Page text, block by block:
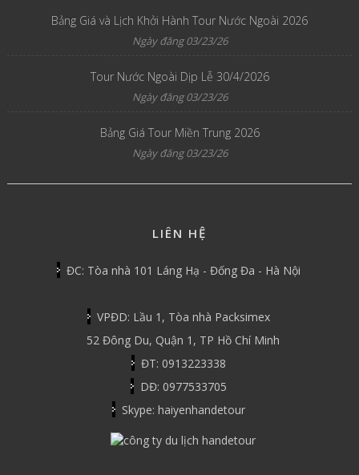
Bảng Giá và Lịch Khởi Hành Tour Nước Ngoài 2026
Ngày đăng 03/23/26
Tour Nước Ngoài Dịp Lễ 30/4/2026
Ngày đăng 03/23/26
Bảng Giá Tour Miền Trung 2026
Ngày đăng 03/23/26
LIÊN HỆ
ĐC: Tòa nhà 101 Láng Hạ - Đống Đa - Hà Nội
VPĐD: Lầu 1, Tòa nhà Packsimex
52 Đông Du, Quận 1, TP Hồ Chí Minh
ĐT: 0913223338
DĐ: 0977533705
Skype: haiyenhandetour